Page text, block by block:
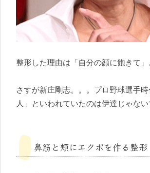
整形した理由は「自分の顔に飽きて」
さすが新庄剛志。。。プロ野球選手
人」といわれていたのは伊達じゃない
鼻筋と頬にエクボを作る整形